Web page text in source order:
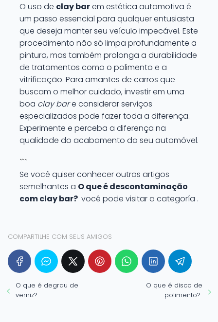
O uso de clay barem estética automotiva é
um passo essencial para qualquer entusiasta
que deseja manter seu veículo impecável. Este
procedimento não só limpa profundamente a
pintura, mas também prolonga a durabilidade
de tratamentos como o polimento e a
vitrificação. Para amantes de carros que
buscam o melhor cuidado, investir em uma
boa clay bare considerar serviços
especializados pode fazer toda a diferença.
Experimente e perceba a diferença na
qualidade do acabamento do seu automóvel.
```
Se você quiser conhecer outros artigos
semelhantes a O que é descontaminação
com clay bar? você pode visitar a categoría .
COMPARTILHE COM SEUS AMIGOS
O que é degrau de
verniz?
O que é disco de
polimento?